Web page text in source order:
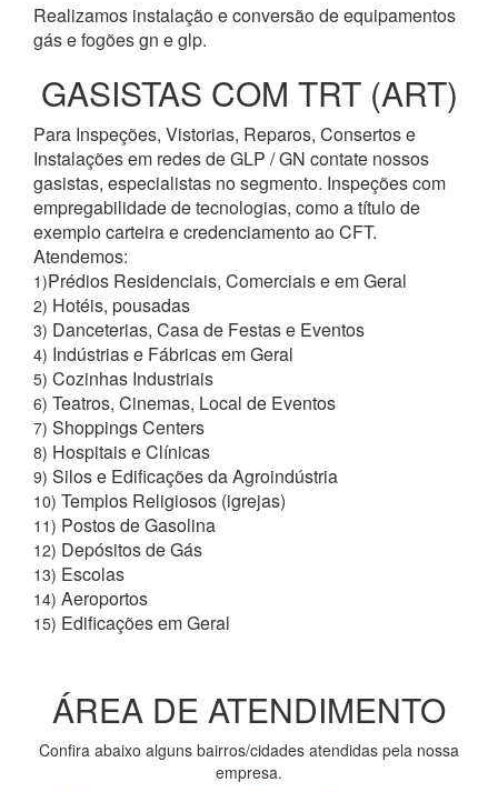
Realizamos instalação e conversão de equipamentos
gás e fogões gn e glp.
GASISTAS COM TRT (ART)
Para Inspeções, Vistorias, Reparos, Consertos e
Instalações em redes de GLP / GN contate nossos
gasistas, especialistas no segmento. Inspeções com
empregabilidade de tecnologias, como a título de
exemplo carteira e credenciamento ao CFT.
Atendemos:
1)Prédios Residenciais, Comerciais e em Geral
2) Hotéis, pousadas
3) Danceterias, Casa de Festas e Eventos
4) Indústrias e Fábricas em Geral
5) Cozinhas Industriais
6) Teatros, Cinemas, Local de Eventos
7) Shoppings Centers
8) Hospitais e Clínicas
9) Silos e Edificações da Agroindústria
10) Templos Religiosos (igrejas)
11) Postos de Gasolina
12) Depósitos de Gás
13) Escolas
14) Aeroportos
15) Edificações em Geral
ÁREA DE ATENDIMENTO
Confira abaixo alguns bairros/cidades atendidas pela nossa
empresa.